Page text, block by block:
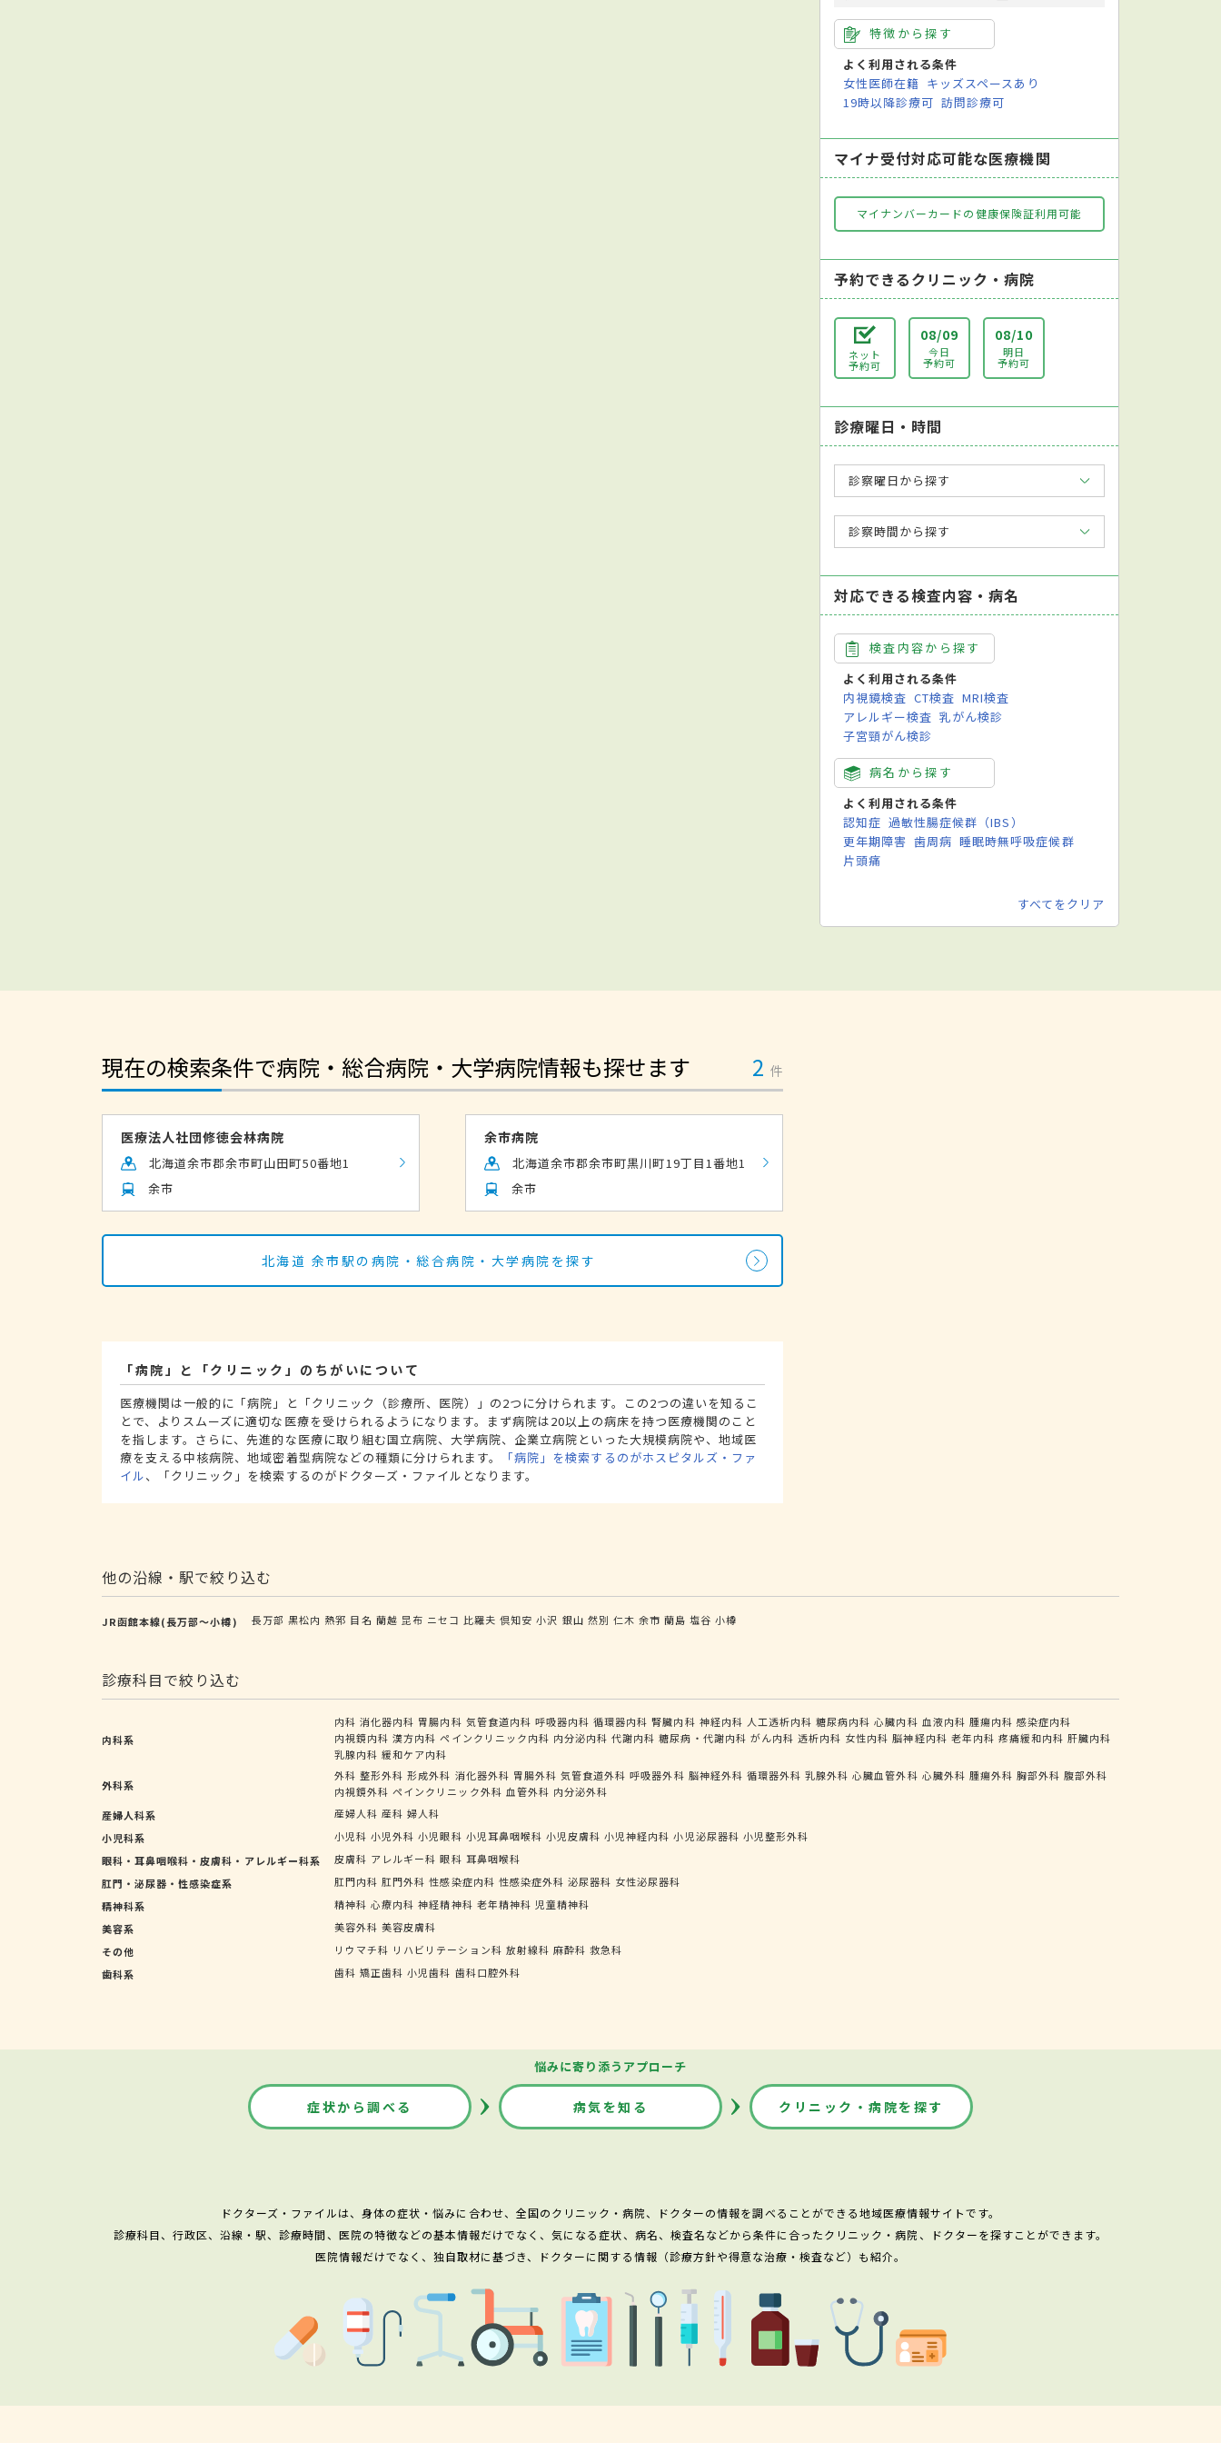
特徴から探す
よく利用される条件
女性医師在籍 キッズスペースあり
19時以降診療可 訪問診療可
マイナ受付対応可能な医療機関
マイナンバーカードの健康保険証利用可能
予約できるクリニック・病院
ネット
予約可
08/09
今日
予約可
08/10
明日
予約可
診療曜日・時間
診察曜日から探す
診察時間から探す
対応できる検査内容・病名
検査内容から探す
よく利用される条件
内視鏡検査 CT検査 MRI検査
アレルギー検査 乳がん検診
子宮頸がん検診
病名から探す
よく利用される条件
認知症 過敏性腸症候群（IBS）
更年期障害 歯周病 睡眠時無呼吸症候群
片頭痛
すべてをクリア
現在の検索条件で病院・総合病院・大学病院情報も探せます 2 件
医療法人社団修徳会林病院
北海道余市郡余市町山田町50番地1
余市
余市病院
北海道余市郡余市町黒川町19丁目1番地1
余市
北海道 余市駅の病院・総合病院・大学病院を探す
「病院」と「クリニック」のちがいについて
医療機関は一般的に「病院」と「クリニック（診療所、医院）」の2つに分けられます。この2つの違いを知るこ
とで、よりスムーズに適切な医療を受けられるようになります。まず病院は20以上の病床を持つ医療機関のこと
を指します。さらに、先進的な医療に取り組む国立病院、大学病院、企業立病院といった大規模病院や、地域医
療を支える中核病院、地域密着型病院などの種類に分けられます。
「病院」を検索するのがホスピタルズ・ファ
イル、「クリニック」を検索するのがドクターズ・ファイルとなります。
他の沿線・駅で絞り込む
JR函館本線(長万部～小樽) 長万部 黒松内 熱郛 目名 蘭越 昆布 ニセコ 比羅夫 倶知安 小沢 銀山 然別 仁木 余市 蘭島 塩谷 小樽
診療科目で絞り込む
内科系
内科 消化器内科 胃腸内科 気管食道内科 呼吸器内科 循環器内科 腎臓内科 神経内科 人工透析内科 糖尿病内科 心臓内科 血液内科 腫瘍内科 感染症内科
内視鏡内科 漢方内科 ペインクリニック内科 内分泌内科 代謝内科 糖尿病・代謝内科 がん内科 透析内科 女性内科 脳神経内科 老年内科 疼痛緩和内科 肝臓内科
乳腺内科 緩和ケア内科
外科系
外科 整形外科 形成外科 消化器外科 胃腸外科 気管食道外科 呼吸器外科 脳神経外科 循環器外科 乳腺外科 心臓血管外科 心臓外科 腫瘍外科 胸部外科 腹部外科
内視鏡外科 ペインクリニック外科 血管外科 内分泌外科
産婦人科系
産婦人科 産科 婦人科
小児科系
小児科 小児外科 小児眼科 小児耳鼻咽喉科 小児皮膚科 小児神経内科 小児泌尿器科 小児整形外科
眼科・耳鼻咽喉科・皮膚科・アレルギー科系
皮膚科 アレルギー科 眼科 耳鼻咽喉科
肛門・泌尿器・性感染症系
肛門内科 肛門外科 性感染症内科 性感染症外科 泌尿器科 女性泌尿器科
精神科系
精神科 心療内科 神経精神科 老年精神科 児童精神科
美容系
美容外科 美容皮膚科
その他
リウマチ科 リハビリテーション科 放射線科 麻酔科 救急科
歯科系
歯科 矯正歯科 小児歯科 歯科口腔外科
悩みに寄り添うアプローチ
症状から調べる 病気を知る クリニック・病院を探す
ドクターズ・ファイルは、身体の症状・悩みに合わせ、全国のクリニック・病院、ドクターの情報を調べることができる地域医療情報サイトです。
診療科目、行政区、沿線・駅、診療時間、医院の特徴などの基本情報だけでなく、気になる症状、病名、検査名などから条件に合ったクリニック・病院、ドクターを探すことができます。
医院情報だけでなく、独自取材に基づき、ドクターに関する情報（診療方針や得意な治療・検査など）も紹介。